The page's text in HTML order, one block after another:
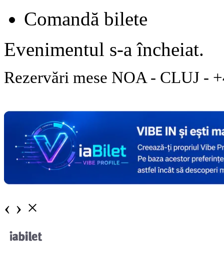
Comandă bilete
Evenimentul s-a încheiat.
Rezervări mese NOA - CLUJ -
‹ › ×